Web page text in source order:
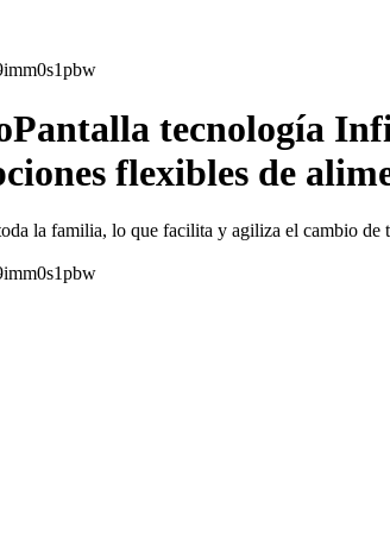
tecnología
flexibles de
la familia, lo que facilita y agiliza el cambio